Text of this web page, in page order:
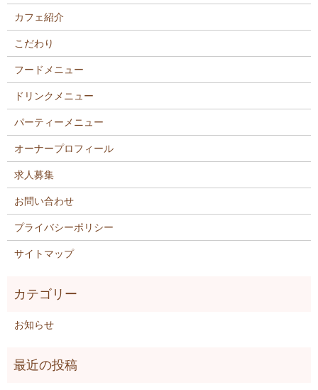
カフェ紹介
こだわり
フードメニュー
ドリンクメニュー
パーティーメニュー
オーナープロフィール
求人募集
お問い合わせ
プライバシーポリシー
サイトマップ
お知らせ